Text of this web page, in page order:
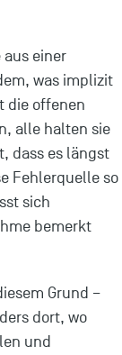
einer
was implizit
die offenen
alle halten sie
dass es längst
Fehlerquelle so
sich
bemerkt
Grund –
dort, wo
und